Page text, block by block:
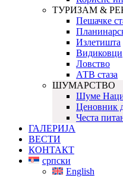
ТУРИЗАМ &
Пешачке
Излетишта
Видиковци
Ловство
АТВ стаза
ШУМАРСТВО
Шуме
Ценовник
Честа
ГАЛЕРИЈА
ВЕСТИ
КОНТАКТ
српски
English